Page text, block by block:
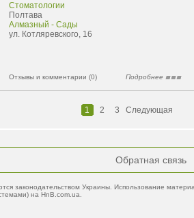
Стоматологии
Полтава
Алмазный - Сады
ул. Котляревского, 16
Отзывы и комментарии (0) Подробнее
1 2 3 Следующая
Обратная связь
законодательством Украины. Использование
на HnB.com.ua.